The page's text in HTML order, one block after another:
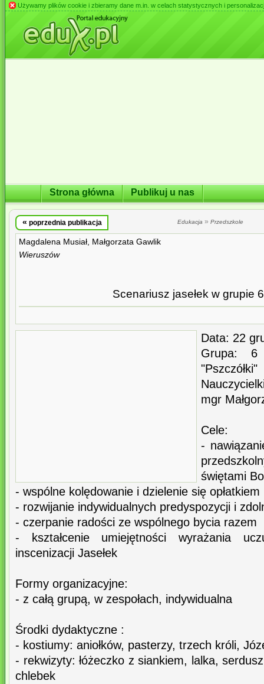
Używamy plików cookie i zbieramy dane m.in. w celach statystycznych i
Strona główna Publikuj u nas
« poprzednia publikacja Edukacja » Przedszkole
Magdalena Musiał, Małgorzata Gawlik
Wieruszów
Scenariusz jasełek w grupie
Data: 22
Grupa:
"Pszczółki"
mgr
Cele:
-
świętami
- wspólne kolędowanie i dzielenie się
- rozwijanie indywidualnych predyspozycji i
- czerpanie radości ze wspólnego bycia razem
- kształcenie umiejętności wyrażania
inscenizacji Jasełek
Formy organizacyjne:
- z całą grupą, w zespołach, indywidualna
Środki dydaktyczne :
- kostiumy: aniołków, pasterzy, trzech króli,
- rekwizyty: łóżeczko z siankiem, lalka,
chlebek